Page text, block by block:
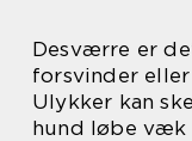
Desværre er
forsvinder
Ulykker kan
hund løbe væk